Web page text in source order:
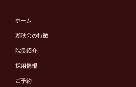
ホーム
湖秋会の特徴
院長紹介
採用情報
ご予約